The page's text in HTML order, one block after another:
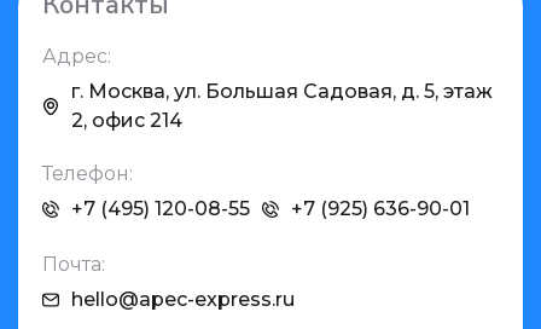
Адрес:
г. Москва, ул. Большая Садовая, д. 5, этаж
2, офис 214
Телефон:
+7 (495) 120-08-55
+7 (925) 636-90-01
Почта:
hello@apec-express.ru